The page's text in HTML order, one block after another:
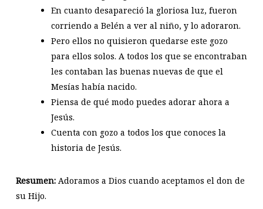
En cuanto desapareció la gloriosa luz, fueron
corriendo a Belén a ver al niño, y lo adoraron.
Pero ellos no quisieron quedarse este gozo
para ellos solos. A todos los que se encontraban
les contaban las buenas nuevas de que el
Mesías había nacido.
Piensa de qué modo puedes adorar ahora a
Jesús.
Cuenta con gozo a todos los que conoces la
historia de Jesús.
Resumen: Adoramos a Dios cuando aceptamos el don de
su Hijo.